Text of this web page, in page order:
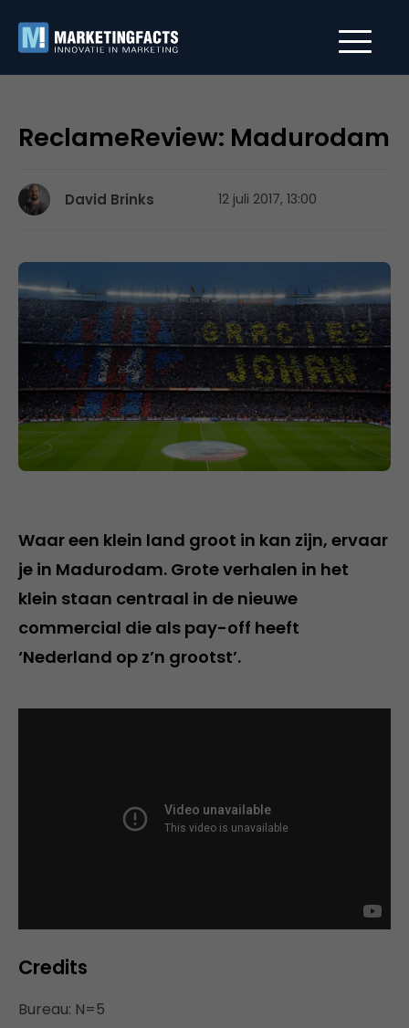
ReclameReview: Madurodam
David Brinks 12 juli 2017, 13:00
Waar een klein land groot in kan zijn, ervaar
je in Madurodam. Grote verhalen in het
klein staan centraal in de nieuwe
commercial die als pay-off heeft
‘Nederland op z’n grootst’.
Credits
Bureau: N=5